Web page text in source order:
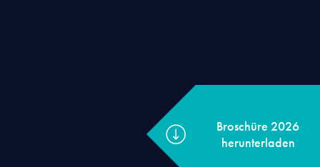
Broschüre